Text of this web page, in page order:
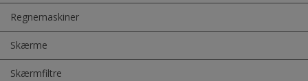
Regnemaskiner
Skærme
Skærmfiltre